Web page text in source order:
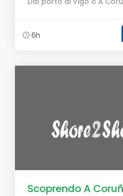
6h
Scoprendo A